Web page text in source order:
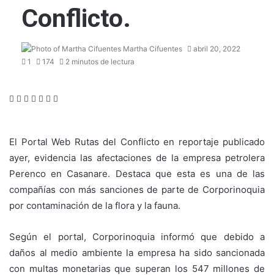
Conflicto.
Martha Cifuentes
abril 20, 2022
1
174 2 minutos de lectura
Facebook
Twitter
LinkedIn
WhatsApp
Telegram
Compartir
electrónico
El Portal Web Rutas del Conflicto en reportaje publicado
ayer, evidencia las afectaciones de la empresa petrolera
Perenco en Casanare. Destaca que esta es una de las
compañías con más sanciones de parte de Corporinoquia
por contaminación de la flora y la fauna.
Según el portal, Corporinoquia informó que debido a
daños al medio ambiente la empresa ha sido sancionada
con multas monetarias que superan los 547 millones de